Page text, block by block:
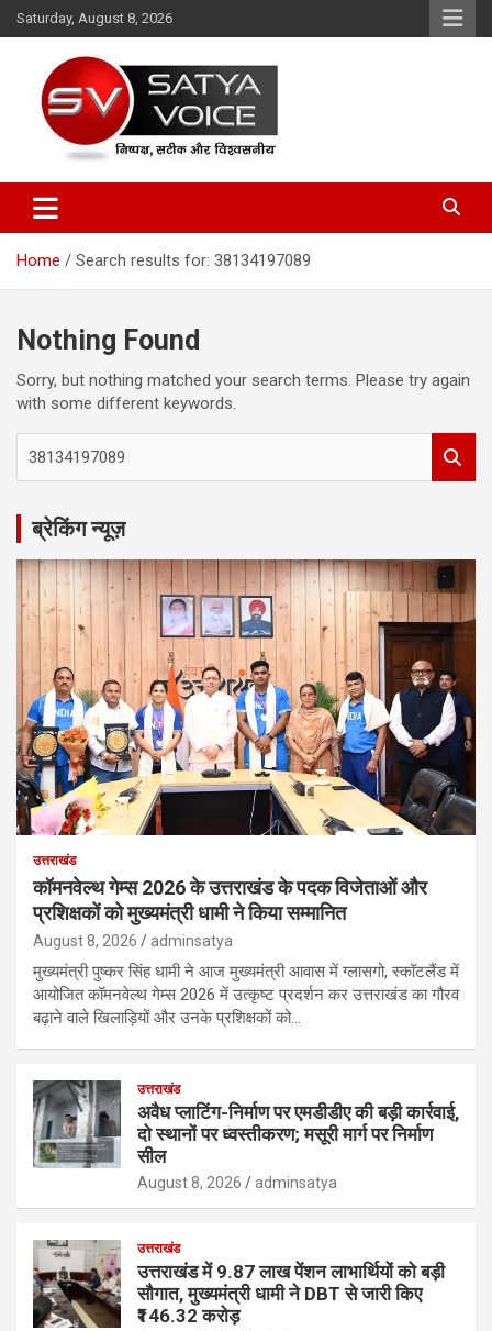
Skip
to
Saturday, August 8, 2026
Satya Voice
Home Search results for: 38134197089
Nothing Found
Sorry, but nothing matched your search terms. Please try again
with some different keywords.
r
h
ब्रेकिंग न्यूज़
उत्तराखंड
कॉमनवेल्थ गेम्स 2026 के उत्तराखंड के पदक विजेताओं और
प्रशिक्षकों को मुख्यमंत्री धामी ने किया सम्मानित
August 8, 2026 adminsatya
मुख्यमंत्री पुष्कर सिंह धामी ने आज मुख्यमंत्री आवास में ग्लासगो, स्कॉटलैंड में
आयोजित कॉमनवेल्थ गेम्स 2026 में उत्कृष्ट प्रदर्शन कर उत्तराखंड का गौरव
बढ़ाने वाले खिलाड़ियों और उनके प्रशिक्षकों को…
उत्तराखंड
अवैध प्लाटिंग-निर्माण पर एमडीडीए की बड़ी कार्रवाई,
दो स्थानों पर ध्वस्तीकरण; मसूरी मार्ग पर निर्माण
सील
August 8, 2026 adminsatya
उत्तराखंड
उत्तराखंड में 9.87 लाख पेंशन लाभार्थियों को बड़ी
सौगात, मुख्यमंत्री धामी ने DBT से जारी किए
₹146.32 करोड़